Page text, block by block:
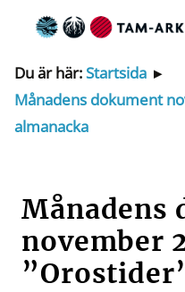
Du är här:Startsida ▸
Månadens dokument
almanacka
Månadens
november